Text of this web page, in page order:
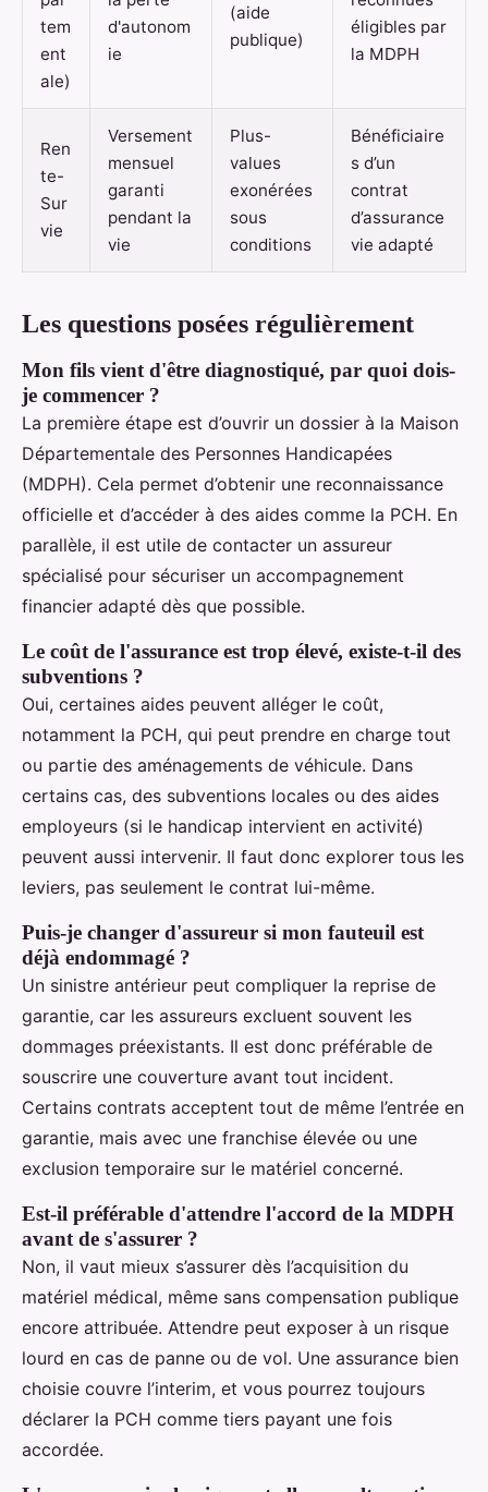
tem
ent
ale)
d'autonom
ie
(aide
publique)
éligibles par
la MDPH
Ren
te-
Sur
vie
Versement
mensuel
garanti
pendant la
vie
Plus-
values
exonérées
sous
conditions
Bénéficiaire
s d’un
contrat
d’assurance
vie adapté
Les questions posées régulièrement
Mon fils vient d'être diagnostiqué, par quoi dois-
je commencer ?
La première étape est d’ouvrir un dossier à la Maison
Départementale des Personnes Handicapées
(MDPH). Cela permet d’obtenir une reconnaissance
officielle et d’accéder à des aides comme la PCH. En
parallèle, il est utile de contacter un assureur
spécialisé pour sécuriser un accompagnement
financier adapté dès que possible.
Le coût de l'assurance est trop élevé, existe-t-il des
subventions ?
Oui, certaines aides peuvent alléger le coût,
notamment la PCH, qui peut prendre en charge tout
ou partie des aménagements de véhicule. Dans
certains cas, des subventions locales ou des aides
employeurs (si le handicap intervient en activité)
peuvent aussi intervenir. Il faut donc explorer tous les
leviers, pas seulement le contrat lui-même.
Puis-je changer d'assureur si mon fauteuil est
déjà endommagé ?
Un sinistre antérieur peut compliquer la reprise de
garantie, car les assureurs excluent souvent les
dommages préexistants. Il est donc préférable de
souscrire une couverture avant tout incident.
Certains contrats acceptent tout de même l’entrée en
garantie, mais avec une franchise élevée ou une
exclusion temporaire sur le matériel concerné.
Est-il préférable d'attendre l'accord de la MDPH
avant de s'assurer ?
Non, il vaut mieux s’assurer dès l’acquisition du
matériel médical, même sans compensation publique
encore attribuée. Attendre peut exposer à un risque
lourd en cas de panne ou de vol. Une assurance bien
choisie couvre l’interim, et vous pourrez toujours
déclarer la PCH comme tiers payant une fois
accordée.